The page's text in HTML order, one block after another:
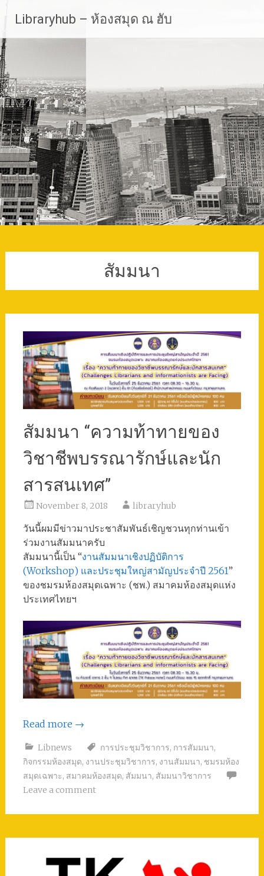
content
Libraryhub – ห้องสมุด ณ ฮับ
สัมมนา
สัมมนา “ความท้าทายของ
วิชาชีพบรรณารักษ์และนัก
สารสนเทศ”
November 8, 2018 libraryhub
วันนี้ผมมีข่าวมาประชาสัมพันธ์เชิญชวนทุกท่านเข้า
ร่วมงานสัมมนาครับ
สัมมนานี้เป็น “งานสัมมนาเชิงปฏิบัติการ
(Workshop) และประชุมใหญ่สามัญประจำปี 2561”
ของชมรมห้องสมุดเฉพาะ (ชพ.) สมาคมห้องสมุดแห่ง
ประเทศไทยฯ
Read more →
Libnews การประชุมวิชาการ, การสัมมนา,
กิจกรรมห้องสมุด, งานประชุมวิชาการ, งานสัมมนา, ชมรมห้อง
สมุดเฉพาะ, สมาคมห้องสมุด, สัมมนา, สัมมนาวิชาการ
Leave a comment